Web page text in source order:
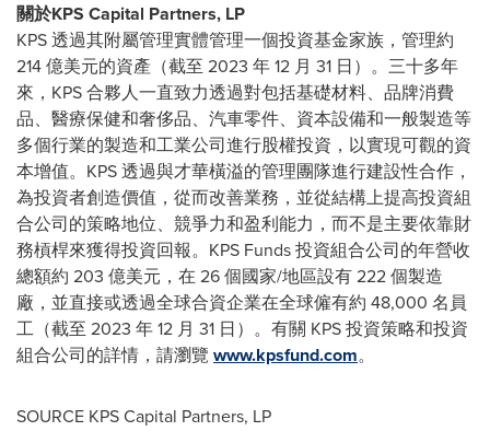
關於KPS Capital Partners, LP
KPS 透過其附屬管理實體管理一個投資基金家族，管理約
214 億美元的資產（截至 2023 年 12 月 31 日）。三十多年
來，KPS 合夥人一直致力透過對包括基礎材料、品牌消費
品、醫療保健和奢侈品、汽車零件、資本設備和一般製造等
多個行業的製造和工業公司進行股權投資，以實現可觀的資
本增值。KPS 透過與才華橫溢的管理團隊進行建設性合作，
為投資者創造價值，從而改善業務，並從結構上提高投資組
合公司的策略地位、競爭力和盈利能力，而不是主要依靠財
務槓桿來獲得投資回報。KPS Funds 投資組合公司的年營收
總額約 203 億美元，在 26 個國家/地區設有 222 個製造
廠，並直接或透過全球合資企業在全球僱有約 48,000 名員
工（截至 2023 年 12 月 31 日）。有關 KPS 投資策略和投資
組合公司的詳情，請瀏覽 www.kpsfund.com。
SOURCE KPS Capital Partners, LP